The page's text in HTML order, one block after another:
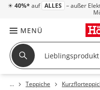
☀ 40%* auf ALLES – außer
MENÜ
Teppiche